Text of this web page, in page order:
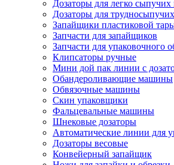
Дозаторы для легко сыпучих
Дозаторы для
Запайщики пластиковой
Запчасти для запайщиков
Запчасти для упаковочного
Клипсаторы ручные
Мини дой пак линии с
Обандероливающие машины
Обвязочные машины
Скин упаковщики
Фальцевальные машины
Шнековые дозаторы
Автоматические линии для
Дозаторы весовые
Конвейерный запайщик